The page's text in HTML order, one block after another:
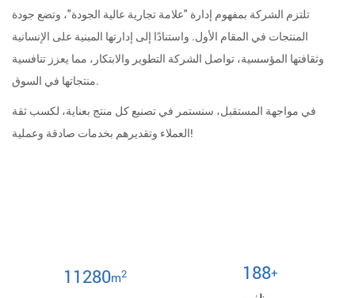
تلتزم الشركة بمفهوم إدارة "علامة تجارية عالية الجودة"، وتضع جودة
المنتجات في المقام الأول. واستنادًا إلى إدارتها المبنية على الإنسانية
وثقافتها المؤسسية، تواصل الشركة التطوير والابتكار، مما يعزز تنافسية
منتجاتها في السوق.
في مواجهة المستقبل، سنستمر في تصنيع كل منتج بعناية، لكسب ثقة
العملاء وتقديرهم بخدمات صادقة وعملية!
12000m2 200+